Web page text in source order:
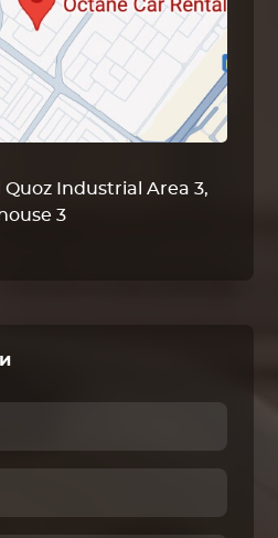
Quoz Industrial Area 3,
3